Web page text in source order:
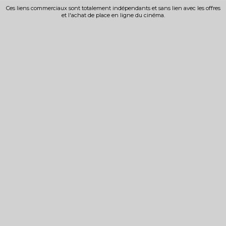
Ces liens commerciaux sont totalement indépendants et sans lien avec les offres
et l'achat de place en ligne du cinéma.